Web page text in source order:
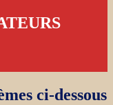
ci-dessous